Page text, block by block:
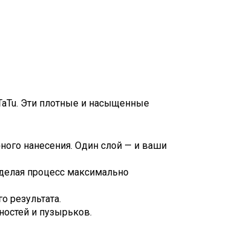
Эти плотные и насыщенные
нанесения. Один слой — и ваши
процесс максимально
результата.
и пузырьков.